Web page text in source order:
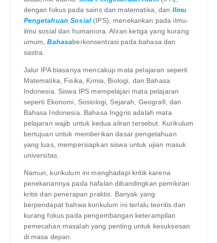
dengan fokus pada sains dan matematika, dan Ilmu
Pengetahuan Sosial (IPS), menekankan pada ilmu-
ilmu sosial dan humaniora. Aliran ketiga yang kurang
umum,Bahasaberkonsentrasi pada bahasa dan
sastra.
Jalur IPA biasanya mencakup mata pelajaran seperti
Matematika, Fisika, Kimia, Biologi, dan Bahasa
Indonesia. Siswa IPS mempelajari mata pelajaran
seperti Ekonomi, Sosiologi, Sejarah, Geografi, dan
Bahasa Indonesia. Bahasa Inggris adalah mata
pelajaran wajib untuk kedua aliran tersebut. Kurikulum
bertujuan untuk memberikan dasar pengetahuan
yang luas, mempersiapkan siswa untuk ujian masuk
universitas.
Namun, kurikulum ini menghadapi kritik karena
penekanannya pada hafalan dibandingkan pemikiran
kritis dan penerapan praktis. Banyak yang
berpendapat bahwa kurikulum ini terlalu teoritis dan
kurang fokus pada pengembangan keterampilan
pemecahan masalah yang penting untuk kesuksesan
di masa depan.